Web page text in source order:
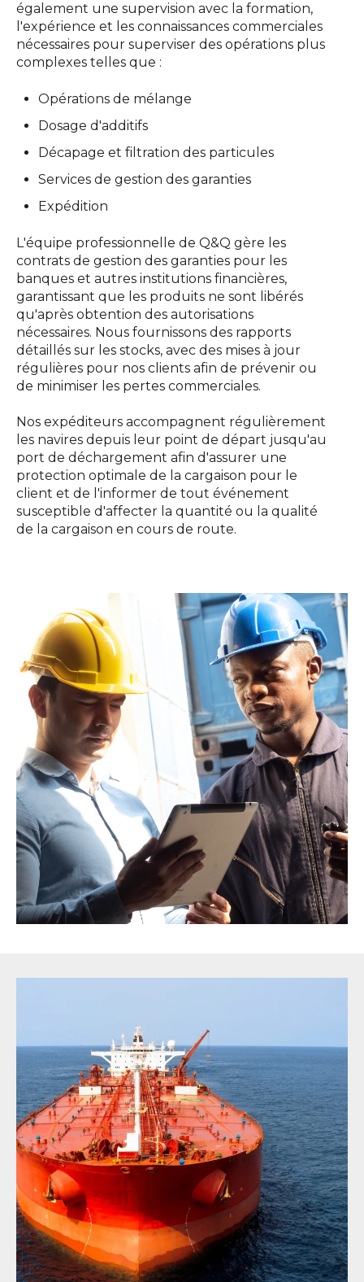
également une supervision avec la formation,
l'expérience et les connaissances commerciales
nécessaires pour superviser des opérations plus
complexes telles que :
Opérations de mélange
Dosage d'additifs
Décapage et filtration des particules
Services de gestion des garanties
Expédition
L'équipe professionnelle de Q&Q gère les
contrats de gestion des garanties pour les
banques et autres institutions financières,
garantissant que les produits ne sont libérés
qu'après obtention des autorisations
nécessaires. Nous fournissons des rapports
détaillés sur les stocks, avec des mises à jour
régulières pour nos clients afin de prévenir ou
de minimiser les pertes commerciales.
Nos expéditeurs accompagnent régulièrement
les navires depuis leur point de départ jusqu'au
port de déchargement afin d'assurer une
protection optimale de la cargaison pour le
client et de l'informer de tout événement
susceptible d'affecter la quantité ou la qualité
de la cargaison en cours de route.